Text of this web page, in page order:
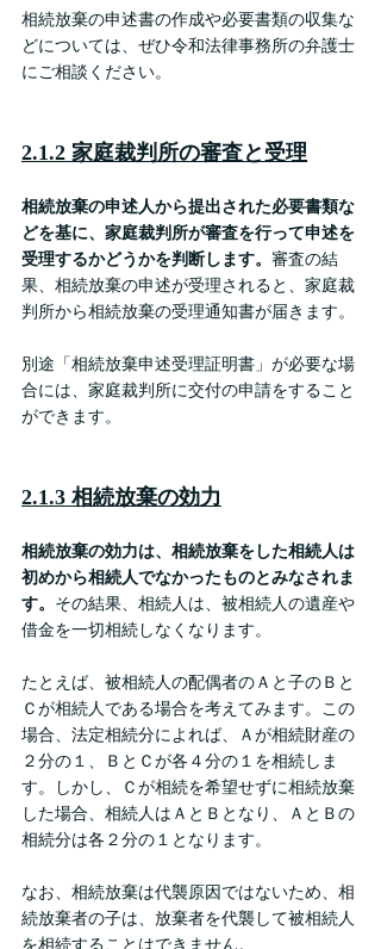
相続放棄の申述書の作成や必要書類の収集な
どについては、ぜひ令和法律事務所の弁護士
にご相談ください。
2.1.2 家庭裁判所の審査と受理
相続放棄の申述人から提出された必要書類な
どを基に、家庭裁判所が審査を行って申述を
受理するかどうかを判断します。 審査の結
果、相続放棄の申述が受理されると、家庭裁
判所から相続放棄の受理通知書が届きます。
別途「相続放棄申述受理証明書」が必要な場
合には、家庭裁判所に交付の申請をすること
ができます。
2.1.3 相続放棄の効力
相続放棄の効力は、相続放棄をした相続人は
初めから相続人でなかったものとみなされま
す。 その結果、相続人は、被相続人の遺産や
借金を一切相続しなくなります。
たとえば、被相続人の配偶者のＡと子のＢと
Ｃが相続人である場合を考えてみます。この
場合、法定相続分によれば、Ａが相続財産の
２分の１、ＢとＣが各４分の１を相続しま
す。しかし、Ｃが相続を希望せずに相続放棄
した場合、相続人はＡとＢとなり、ＡとＢの
相続分は各２分の１となります。
なお、相続放棄は代襲原因ではないため、相
続放棄者の子は、放棄者を代襲して被相続人
を相続することはできません。